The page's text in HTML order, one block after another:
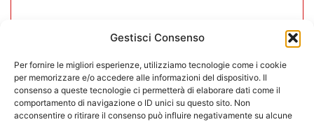
Gestisci Consenso
Per fornire le migliori esperienze, utilizziamo tecnologie come i cookie
per memorizzare e/o accedere alle informazioni del dispositivo. Il
consenso a queste tecnologie ci permetterà di elaborare dati come il
comportamento di navigazione o ID unici su questo sito. Non
acconsentire o ritirare il consenso può influire negativamente su alcune
nuovo Consiglio di Amministrazione
17/07/2026